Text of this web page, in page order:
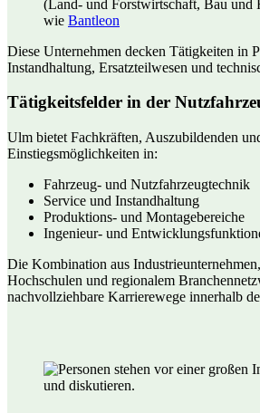
(Land- und Forstwirtschaft, Bau
wie Bantleon
Diese Unternehmen decken Tätigkeiten in
Instandhaltung, Ersatzteilwesen und
Tätigkeitsfelder in der
Ulm bietet Fachkräften, Auszubildenden
Einstiegsmöglichkeiten in:
Fahrzeug- und Nutzfahrzeugtechnik
Service und Instandhaltung
Produktions- und Montagebereiche
Ingenieur- und
Die Kombination aus
Hochschulen und regionalem
nachvollziehbare Karrierewege innerhalb